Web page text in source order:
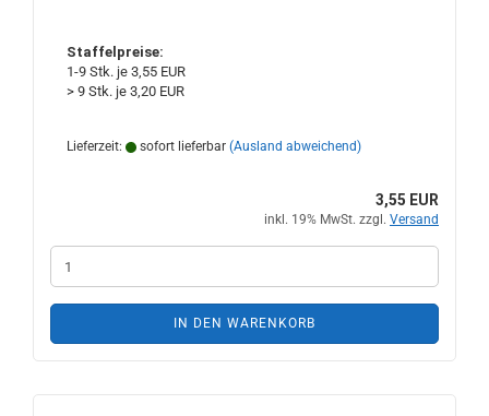
Staffelpreise:
1-9 Stk. je 3,55 EUR
> 9 Stk. je 3,20 EUR
Lieferzeit: sofort lieferbar (Ausland abweichend)
3,55 EUR
inkl. 19% MwSt. zzgl. Versand
IN DEN WARENKORB